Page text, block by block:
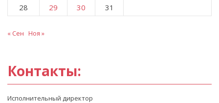
28
29 30 31
« Сен Ноя »
Контакты:
Исполнительный директор